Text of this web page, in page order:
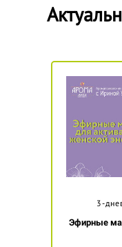
3-
Эфирные